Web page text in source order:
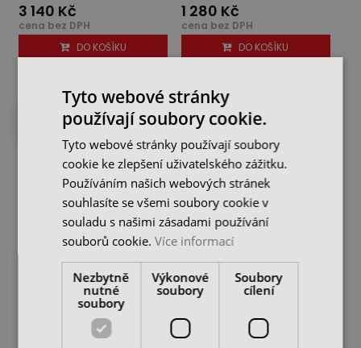
3 140 Kč
cena bez DPH
DO KOŠÍKU
1 280 Kč
cena bez DPH
DO KOŠÍKU
DO 10 DNŮ U VÁS
Digitální hloubkoměr 0 -
200 mm s kalibračním
certifikátem
skladem u dodavatele
DO 10 DNŮ U VÁS
Digitální hloubkoměr 0 -
200 mm, voděodolný (IP
67) s...
4 290 Kč
Tyto webové stránky
používají soubory cookie.
Tyto webové stránky používají soubory
cookie ke zlepšení uživatelského zážitku.
Používáním našich webových stránek
souhlasíte se všemi soubory cookie v
souladu s našimi zásadami používání
souborů cookie.Více informací
Nezbytně
nutné
soubory
Výkonové
soubory
Soubory
cílení